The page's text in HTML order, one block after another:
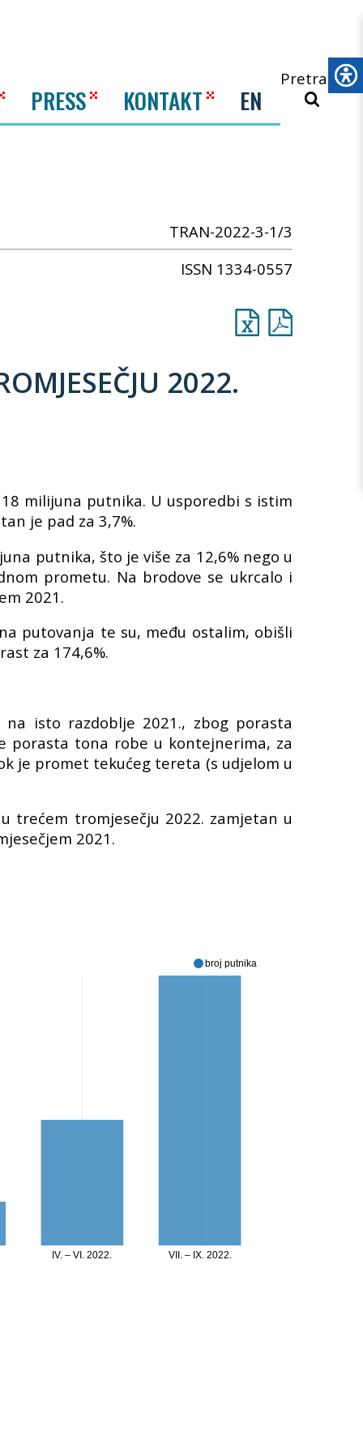
PRESS KONTAKT EN
Pretraži
TRAN-2022-3-1/3
ISSN 1334-0557
2022.
milijuna putnika. U usporedbi s istim
je pad za 3,7%.
putnika, što je više za 12,6% nego u
prometu. Na brodove se ukrcalo i
2021.
putovanja te su, među ostalim, obišli
za 174,6%.
isto razdoblje 2021., zbog porasta
porasta tona robe u kontejnerima, za
je promet tekućeg tereta (s udjelom u
trećem tromjesečju 2022. zamjetan u
2021.
IV. – VI. 2022. VII. – IX. 2022.
broj putnika